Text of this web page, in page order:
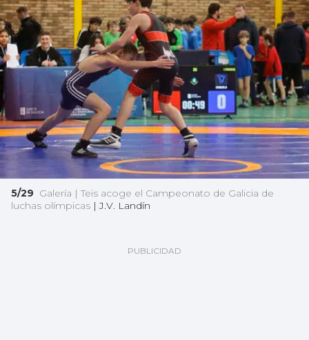
5/29 Galería | Teis acoge el Campeonato de Galicia de
luchas olímpicas |J.V. Landín